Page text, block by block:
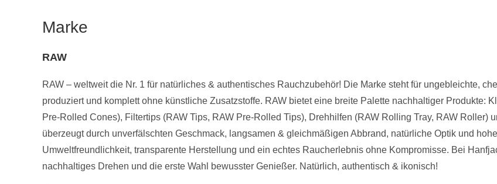
Marke
RAW
RAW – weltweit die Nr. 1 für natürliches & authentisches Rauchzubehör! Die Marke steht für ungebleichte,
produziert und komplett ohne künstliche Zusatzstoffe. RAW bietet eine breite Palette nachhaltiger Produkte:
Pre-Rolled Cones), Filtertips (RAW Tips, RAW Pre-Rolled Tips), Drehhilfen (RAW Rolling Tray, RAW Roller)
überzeugt durch unverfälschten Geschmack, langsamen & gleichmäßigen Abbrand, natürliche Optik und
Umweltfreundlichkeit, transparente Herstellung und ein echtes Raucherlebnis ohne Kompromisse. Bei
nachhaltiges Drehen und die erste Wahl bewusster Genießer. Natürlich, authentisch & ikonisch!